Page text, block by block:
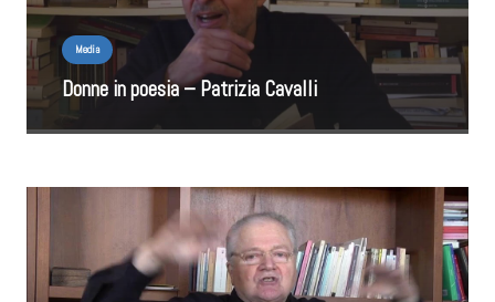
Media
Donne in poesia – Patrizia Cavalli